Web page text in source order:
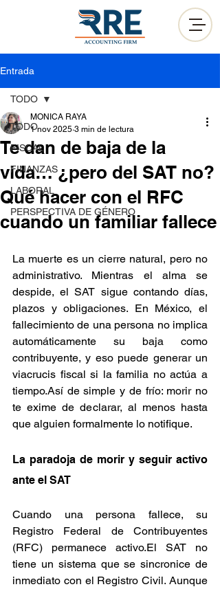
Entrada
TODO
FISCAL
FINANZAS
LABORAL
PERSPECTIVA DE GÉNERO
TODO
Te dan de baja de la
vida… ¿pero del SAT no?
Qué hacer con el RFC
cuando un familiar fallece
MONICA RAYA
1 nov 2025 3 min de lectura
La muerte es un cierre natural, pero no
administrativo. Mientras el alma se
despide, el SAT sigue contando días,
plazos y obligaciones. En México, el
fallecimiento de una persona no implica
automáticamente su baja como
contribuyente, y eso puede generar un
viacrucis fiscal si la familia no actúa a
tiempo.Así de simple y de frío: morir no
te exime de declarar, al menos hasta
que alguien formalmente lo notifique.
La paradoja de morir y seguir activo
ante el SAT
Cuando una persona fallece, su
Registro Federal de Contribuyentes
(RFC) permanece activo.El SAT no
tiene un sistema que se sincronice de
inmediato con el Registro Civil. Aunque